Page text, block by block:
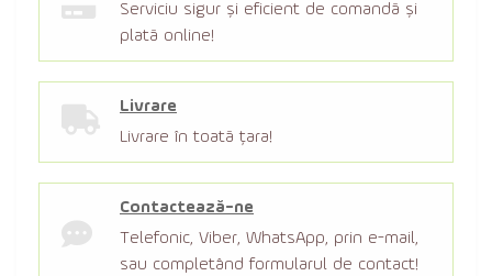
Serviciu sigur şi eficient de comandă şi
plată online!
Livrare
Livrare în toată țara!
Contactează-ne
Telefonic, Viber, WhatsApp, prin e-mail,
sau completând formularul de contact!